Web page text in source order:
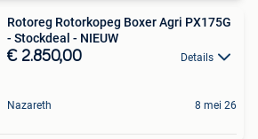
Rotoreg Rotorkopeg Boxer Agri PX175G
- Stockdeal - NIEUW
€ 2.850,00 Details
Nazareth 8 mei 26